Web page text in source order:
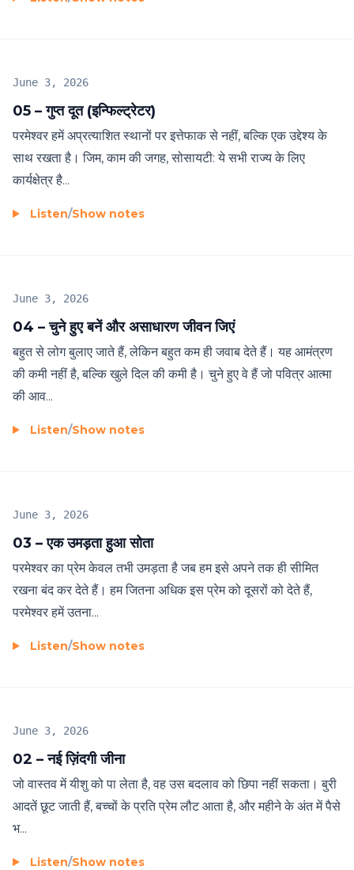
05 – गुप्त दूत (इन्फिल्ट्रेटर)
June 3, 2026
परमेश्वर हमें अप्रत्याशित स्थानों पर इत्तेफाक से नहीं, बल्कि एक उद्देश्य के
साथ रखता है। जिम, काम की जगह, सोसायटी: ये सभी राज्य के लिए
कार्यक्षेत्र है...
Listen/Show notes
04 – चुने हुए बनें और असाधारण जीवन जिएं
June 3, 2026
बहुत से लोग बुलाए जाते हैं, लेकिन बहुत कम ही जवाब देते हैं। यह आमंत्रण
की कमी नहीं है, बल्कि खुले दिल की कमी है। चुने हुए वे हैं जो पवित्र आत्मा
की आव...
Listen/Show notes
03 – एक उमड़ता हुआ सोता
June 3, 2026
परमेश्वर का प्रेम केवल तभी उमड़ता है जब हम इसे अपने तक ही सीमित
रखना बंद कर देते हैं। हम जितना अधिक इस प्रेम को दूसरों को देते हैं,
परमेश्वर हमें उतना...
Listen/Show notes
02 – नई ज़िंदगी जीना
June 3, 2026
जो वास्तव में यीशु को पा लेता है, वह उस बदलाव को छिपा नहीं सकता। बुरी
आदतें छूट जाती हैं, बच्चों के प्रति प्रेम लौट आता है, और महीने के अंत में पैसे
भ...
Listen/Show notes